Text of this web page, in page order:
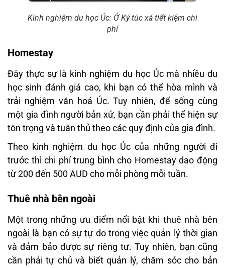
Kinh nghiệm du học Úc: Ở Ký túc xá tiết kiệm chi
phí
Homestay
Đây thực sự là kinh nghiệm du học Úc mà nhiều du
học sinh đánh giá cao, khi bạn có thể hòa mình và
trải nghiệm văn hoá Úc. Tuy nhiên, để sống cùng
một gia đình người bản xứ, bạn cần phải thể hiện sự
tôn trọng và tuân thủ theo các quy định của gia đình.
Theo kinh nghiệm du học Úc của những người đi
trước thì chi phí trung bình cho Homestay dao động
từ 200 đến 500 AUD cho mỗi phòng mỗi tuần.
Thuê nhà bên ngoài
Một trong những ưu điểm nổi bật khi thuê nhà bên
ngoài là bạn có sự tự do trong việc quản lý thời gian
và đảm bảo được sự riêng tư. Tuy nhiên, bạn cũng
cần phải tự chủ và biết quản lý, chăm sóc cho bản